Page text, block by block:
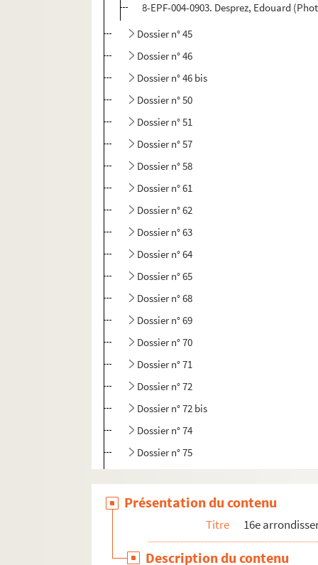
8-EPF-004-0903. Desprez, Edouard
Dossier n° 45
Dossier n° 46
Dossier n° 46 bis
Dossier n° 50
Dossier n° 51
Dossier n° 57
Dossier n° 58
Dossier n° 61
Dossier n° 62
Dossier n° 63
Dossier n° 64
Dossier n° 65
Dossier n° 68
Dossier n° 69
Dossier n° 70
Dossier n° 71
Dossier n° 72
Dossier n° 72 bis
Dossier n° 74
Dossier n° 75
17e arrondissement
18e arrondissement
19e arrondissement
Présentation du contenu
Titre 16e
Description du contenu